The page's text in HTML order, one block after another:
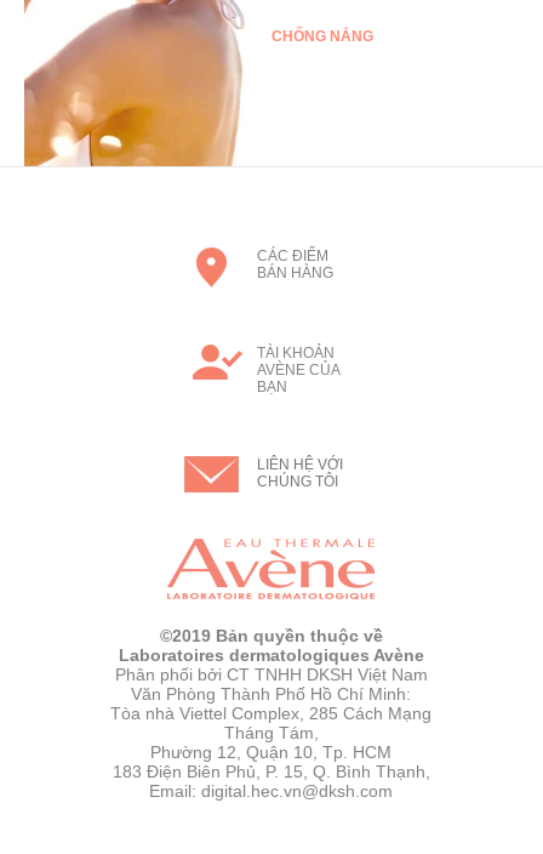
CHỐNG NẮNG
CÁC ĐIỂM
BÁN HÀNG
TÀI KHOẢN
AVÈNE CỦA
BẠN
LIÊN HỆ VỚI
CHÚNG TÔI
©2019 Bản quyền thuộc về
Laboratoires dermatologiques Avène
Phân phối bởi CT TNHH DKSH Việt Nam
Văn Phòng Thành Phố Hồ Chí Minh:
Tòa nhà Viettel Complex, 285 Cách Mạng
Tháng Tám,
Phường 12, Quận 10, Tp. HCM
183 Điện Biên Phủ, P. 15, Q. Bình Thạnh,
Email: digital.hec.vn@dksh.com